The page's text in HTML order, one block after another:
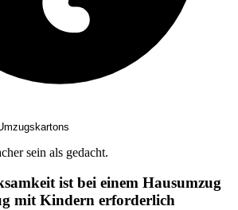
sein als gedacht.
ist bei einem Hausumzug
mit Kindern erforderlich